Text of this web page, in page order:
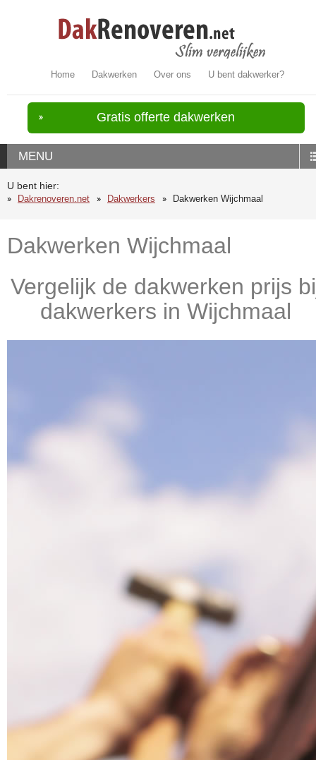
Home Dakwerken Over ons U bent dakwerker?
Gratis offerte dakwerken
MENU
U bent hier:
Dakrenoveren.net
Dakwerkers Dakwerken Wijchmaal
Dakwerken Wijchmaal
Vergelijk de dakwerken prijs
dakwerkers in Wijchmaal